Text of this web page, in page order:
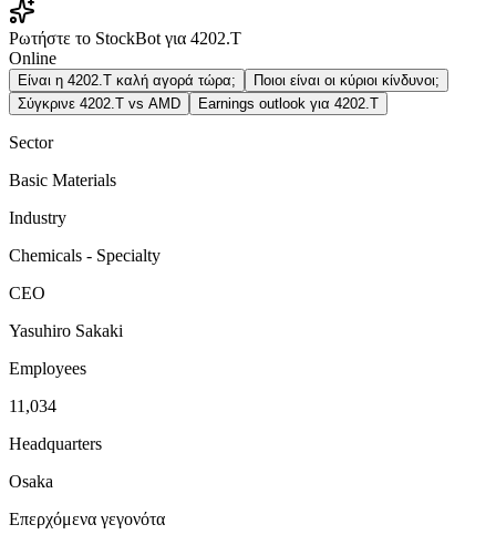
Ρωτήστε το StockBot για 4202.T
Online
Είναι η 4202.T καλή αγορά τώρα;
Ποιοι είναι οι κύριοι κίνδυνοι;
Σύγκρινε 4202.T vs AMD
Earnings outlook για 4202.T
Sector
Basic Materials
Industry
Chemicals - Specialty
CEO
Yasuhiro Sakaki
Employees
11,034
Headquarters
Osaka
Επερχόμενα γεγονότα